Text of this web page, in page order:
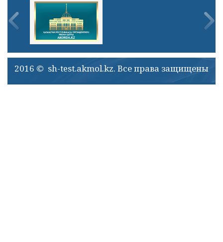
2016 © sh-test.akmol.kz. Все права защищены